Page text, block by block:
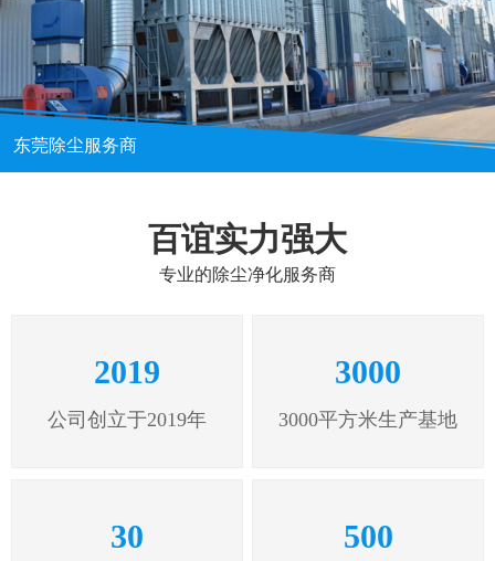
东莞除尘服务商
百谊实力强大
专业的除尘净化服务商
2019
公司创立于2019年
3000
3000平方米生产基地
30 500